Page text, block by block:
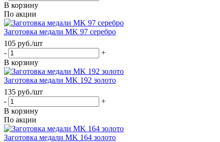
В корзину
По акции
Заготовка медали MK 97 серебро
105 руб./шт
-
+
В корзину
Заготовка медали MK 192 золото
135 руб./шт
-
+
В корзину
По акции
Заготовка медали MK 164 золото